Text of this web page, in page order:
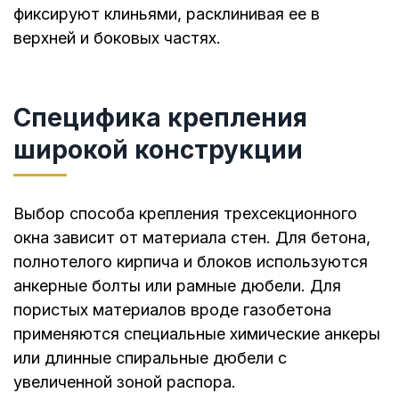
фиксируют клиньями, расклинивая ее в
верхней и боковых частях.
Специфика крепления
широкой конструкции
Выбор способа крепления трехсекционного
окна зависит от материала стен. Для бетона,
полнотелого кирпича и блоков используются
анкерные болты или рамные дюбели. Для
пористых материалов вроде газобетона
применяются специальные химические анкеры
или длинные спиральные дюбели с
увеличенной зоной распора.